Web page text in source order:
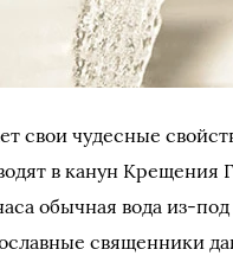
свои чудесные
в канун Крещения
обычная вода из-
священники